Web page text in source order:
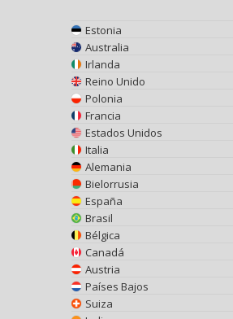
Estonia
Australia
Irlanda
Reino Unido
Polonia
Francia
Estados Unidos
Italia
Alemania
Bielorrusia
España
Brasil
Bélgica
Canadá
Austria
Países Bajos
Suiza